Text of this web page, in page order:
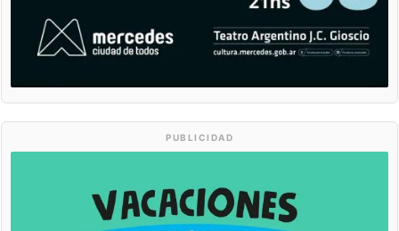
PUBLICIDAD